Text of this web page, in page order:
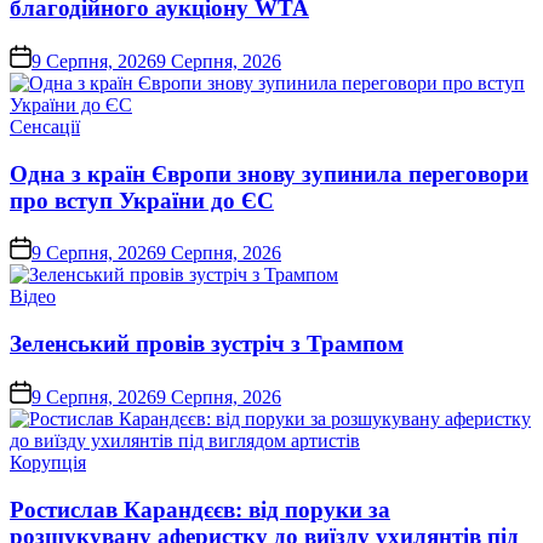
благодійного аукціону WTA
on9 Серпня, 20269 Серпня, 2026
Опублікувати
Сенсації
Одна з країн Європи знову зупинила переговори
про вступ України до ЄС
on9 Серпня, 20269 Серпня, 2026
Опублікувати
Відео
Зеленський провів зустріч з Трампом
on9 Серпня, 20269 Серпня, 2026
Опублікувати
Корупція
Ростислав Карандєєв: від поруки за
розшукувану аферистку до виїзду ухилянтів під